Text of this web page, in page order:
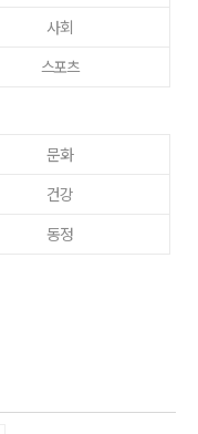
사회
스포츠
문화
건강
동정